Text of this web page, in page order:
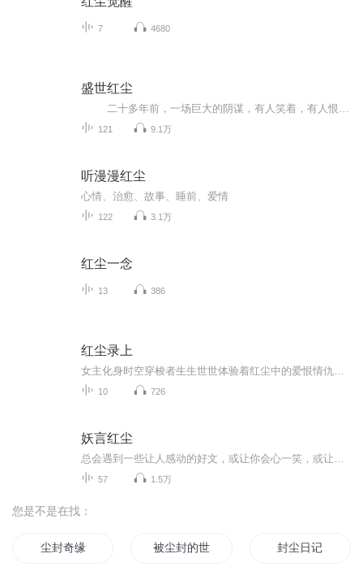
7 4680
盛世红尘
121 9.1万
听漫漫红尘
心情、治愈、故事、睡前、爱情
122 3.1万
红尘一念
13 386
红尘录上
10 726
妖言红尘
57 1.5万
您是不是在找：
尘封奇缘 被尘封的世界 封尘日记